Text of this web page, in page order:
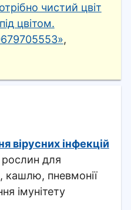
чистий цвіт
цвітом.
,
вірусних інфекцій
рослин для
кашлю, пневмонії
імунітету